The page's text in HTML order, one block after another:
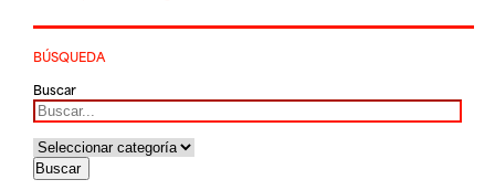
BÚSQUEDA
Buscar